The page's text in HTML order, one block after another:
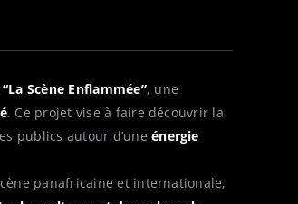
“La Scène Enflammée”, une
. Ce projet vise à faire découvrir la
publics autour d’une énergie
panafricaine et internationale,